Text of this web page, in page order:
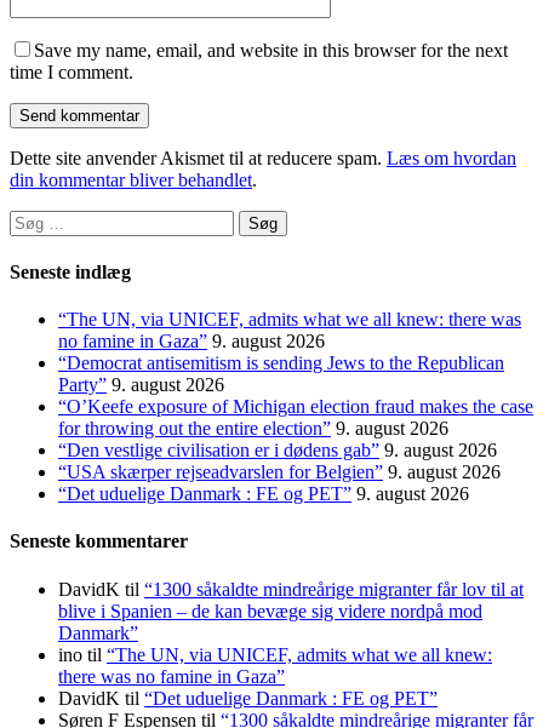
Save my name, email, and website in this browser for the next
time I comment.
Dette site anvender Akismet til at reducere spam. Læs om hvordan
din kommentar bliver behandlet.
Søg
efter:
Seneste indlæg
“The UN, via UNICEF, admits what we all knew: there was
no famine in Gaza” 9. august 2026
“Democrat antisemitism is sending Jews to the Republican
Party” 9. august 2026
“O’Keefe exposure of Michigan election fraud makes the case
for throwing out the entire election” 9. august 2026
“Den vestlige civilisation er i dødens gab” 9. august 2026
“USA skærper rejseadvarslen for Belgien” 9. august 2026
“Det uduelige Danmark : FE og PET” 9. august 2026
Seneste kommentarer
DavidK til “1300 såkaldte mindreårige migranter får lov til at
blive i Spanien – de kan bevæge sig videre nordpå mod
Danmark”
ino til “The UN, via UNICEF, admits what we all knew:
there was no famine in Gaza”
DavidK til “Det uduelige Danmark : FE og PET”
Søren F Espensen til “1300 såkaldte mindreårige migranter får